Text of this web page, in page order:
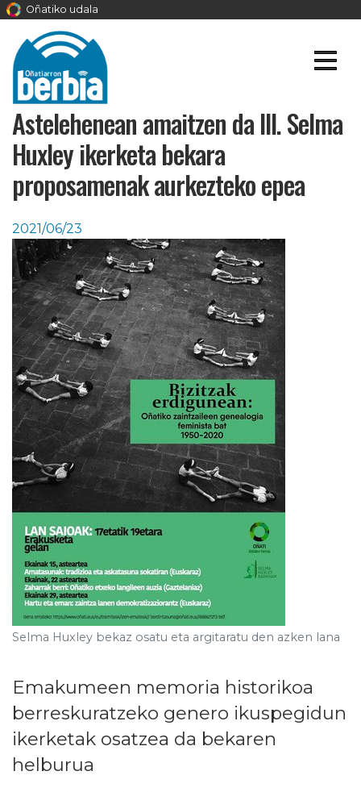
Oñatiko udala
Astelehenean amaitzen da III. Selma
Huxley ikerketa bekara
proposamenak aurkezteko epea
2021/06/23
Selma Huxley bekaz osatu eta argitaratu den azken lana
Emakumeen memoria historikoa
berreskuratzeko genero ikuspegidun
ikerketak osatzea da bekaren
helburua